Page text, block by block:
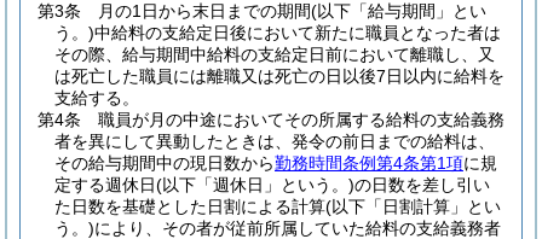
第3条
月の1日から末日までの期間(以下「給与期間」とい
う。)中給料の支給定日後において新たに職員となった者は
その際、給与期間中給料の支給定日前において離職し、又
は死亡した職員には離職又は死亡の日以後7日以内に給料を
支給する。
第4条
職員が月の中途においてその所属する給料の支給義務
者を異にして異動したときは、発令の前日までの給料は、
その給与期間中の現日数から勤務時間条例第4条第1項に規
定する週休日(以下「週休日」という。)の日数を差し引い
た日数を基礎とした日割による計算(以下「日割計算」とい
う。)により、その者が従前所属していた給料の支給義務者